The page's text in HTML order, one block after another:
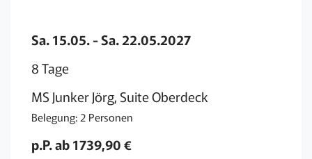
Sa. 15.05. - Sa. 22.05.2027
8 Tage
MS Junker Jörg, Suite Oberdeck
Belegung: 2 Personen
p.P. ab 1739,90 €